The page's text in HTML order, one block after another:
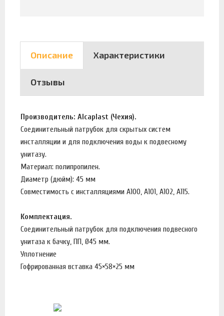
Описание Характеристики
Отзывы
Производитель: Alcaplast (Чехия).
Соединительный патрубок для скрытых систем
инсталляции и для подключения воды к подвесному
унитазу.
Материал: полипропилен.
Диаметр (дюйм): 45 мм
Совместимость с инсталляциями A100, A101, A102, A115.
Комплектация.
Соединительный патрубок для подключения подвесного
унитаза к бачку, ПП, Ø45 мм.
Уплотнение
Гофрированная вставка 45×58×25 мм